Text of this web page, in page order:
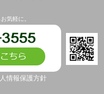
気軽に。
情報保護方針